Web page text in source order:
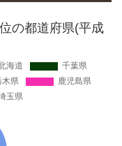
の都道府県(平成